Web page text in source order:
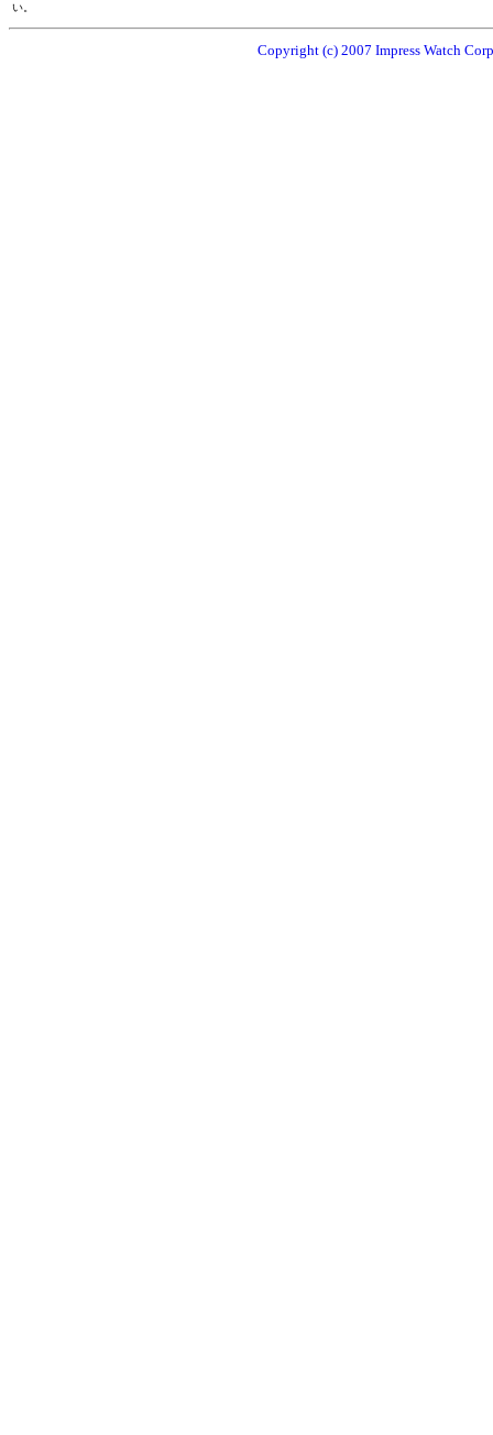
い。
Copyright (c) 2007 Impress Watch